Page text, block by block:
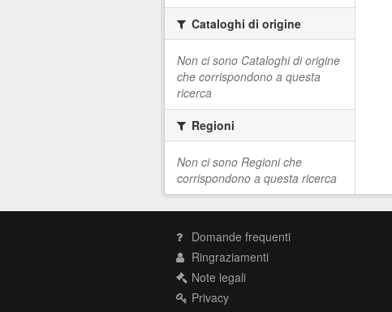
Cataloghi di origine
Non ci sono Cataloghi di origine
che corrispondono a questa
ricerca
Regioni
Non ci sono Regioni che
corrispondono a questa ricerca
Domande frequenti
Ringraziamenti
Note legali
Privacy